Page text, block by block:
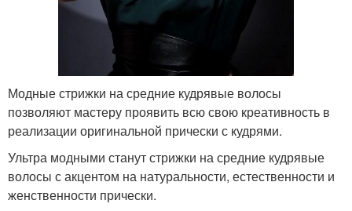
Модные стрижки на средние кудрявые волосы
позволяют мастеру проявить всю свою креативность в
реализации оригинальной прически с кудрями.
Ультра модными станут стрижки на средние кудрявые
волосы с акцентом на натуральности, естественности и
женственности прически.